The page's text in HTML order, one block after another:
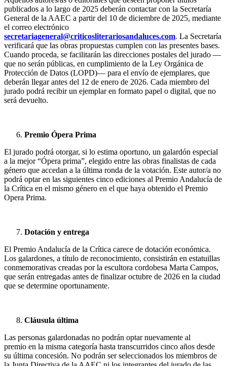
publicados a lo largo de 2025 deberán contactar con la Secretaría
General de la AAEC a partir del 10 de diciembre de 2025, mediante
el correo electrónico
secretariageneral@criticosliterariosandaluces.com. La Secretaría
verificará que las obras propuestas cumplen con las presentes bases.
Cuando proceda, se facilitarán las direcciones postales del jurado —
que no serán públicas, en cumplimiento de la Ley Orgánica de
Protección de Datos (LOPD)— para el envío de ejemplares, que
deberán llegar antes del 12 de enero de 2026. Cada miembro del
jurado podrá recibir un ejemplar en formato papel o digital, que no
será devuelto.
Premio Ópera Prima
El jurado podrá otorgar, si lo estima oportuno, un galardón especial
a la mejor “Ópera prima”, elegido entre las obras finalistas de cada
género que accedan a la última ronda de la votación. Este autor/a no
podrá optar en las siguientes cinco ediciones al Premio Andalucía de
la Crítica en el mismo género en el que haya obtenido el Premio
Opera Prima.
Dotación y entrega
El Premio Andalucía de la Crítica carece de dotación económica.
Los galardones, a título de reconocimiento, consistirán en estatuillas
conmemorativas creadas por la escultora cordobesa Marta Campos,
que serán entregadas antes de finalizar octubre de 2026 en la ciudad
que se determine oportunamente.
Cláusula última
Las personas galardonadas no podrán optar nuevamente al
premio en la misma categoría hasta transcurridos cinco años desde
su última concesión. No podrán ser seleccionados los miembros de